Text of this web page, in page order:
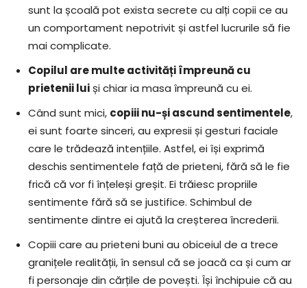
sunt la școală pot exista secrete cu alți copii ce au
un comportament nepotrivit și astfel lucrurile să fie
mai complicate.
Copilul are multe activități împreună cu
prietenii luiși chiar ia masa împreună cu ei.
Când sunt mici, copiii nu-și ascund sentimentele,
ei sunt foarte sinceri, au expresii și gesturi faciale
care le trădează intențiile. Astfel, ei își exprimă
deschis sentimentele față de prieteni, fără să le fie
frică că vor fi înțeleși greșit. Ei trăiesc propriile
sentimente fără să se justifice. Schimbul de
sentimente dintre ei ajută la creșterea încrederii.
Copiii care au prieteni buni au obiceiul de a trece
granițele realității, în sensul că se joacă ca și cum ar
fi personaje din cărțile de povești. Își închipuie că au